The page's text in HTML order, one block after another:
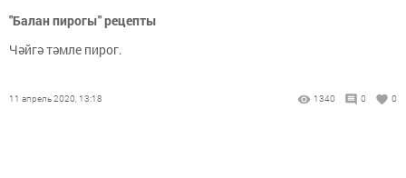
"Балан пирогы" рецепты
Чәйгә тәмле пирог.
11 апрель 2020, 13:18 1340 0 0